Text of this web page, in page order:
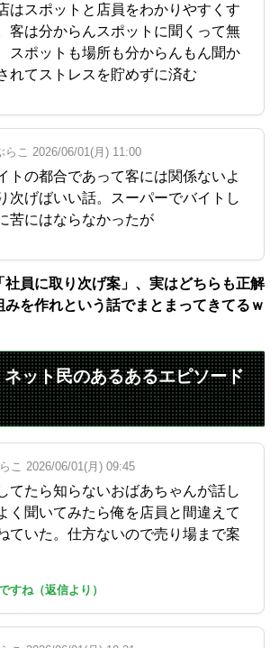
はスポットと店員をわかりやすくす
客は分からんスポットに聞くって無
スポットも場所も分からんもん聞か
れてストレスを貯めずに済む
らこ 2026/06/01(月) 11:00
トの都合であって客には関係ないよ
次げばいい話。スーパーでバイトし
苦にはならなかったが
員に取り次げ案」、実はどちらも正解
みを作れという話でまとまってきてるｗ
ット民のあるあるエピソード
こ 2026/06/01(月) 09:45
てたら知らないおばあちゃんが話し
く聞いてみたら俺を店員と間違えて
ていた。仕方ないので売り場まで案
すね（返信より）